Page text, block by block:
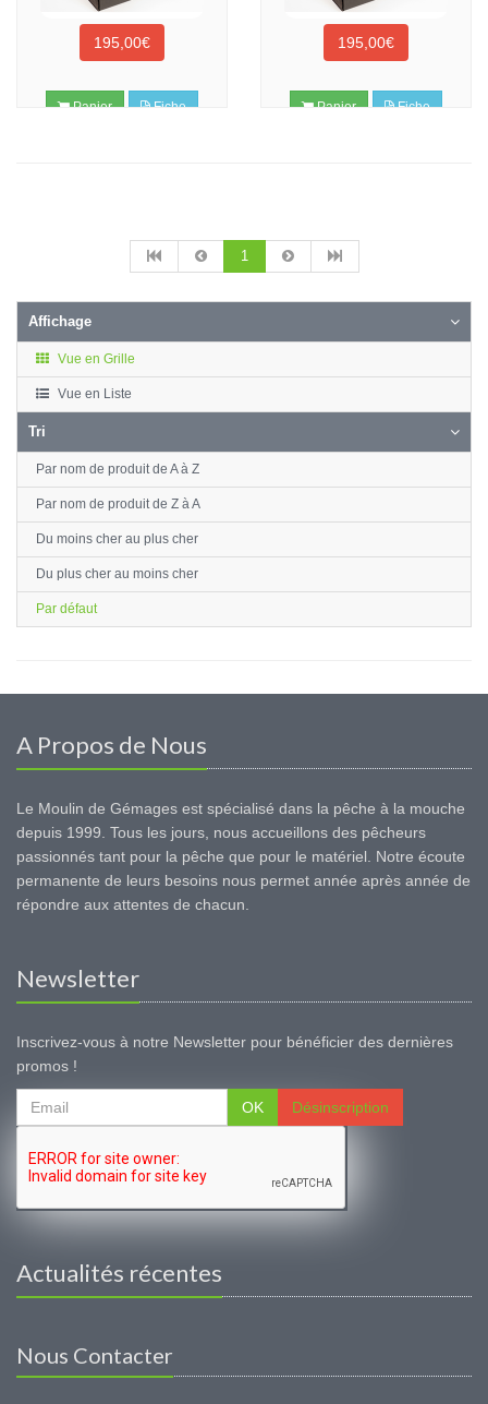
195,00€
Panier Fiche
195,00€
Panier Fiche
1
Affichage
Vue en Grille
Vue en Liste
Tri
Par nom de produit de A à Z
Par nom de produit de Z à A
Du moins cher au plus cher
Du plus cher au moins cher
Par défaut
A Propos de Nous
Le Moulin de Gémages est spécialisé dans la pêche à la mouche
depuis 1999. Tous les jours, nous accueillons des pêcheurs
passionnés tant pour la pêche que pour le matériel. Notre écoute
permanente de leurs besoins nous permet année après année de
répondre aux attentes de chacun.
Newsletter
Inscrivez-vous à notre Newsletter pour bénéficier des dernières
promos !
OK Désinscription
Actualités récentes
Nous Contacter